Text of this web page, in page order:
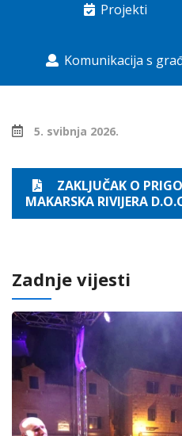
Projekti
Komunikacija s
5. svibnja 2026.
ZAKLJUČAK O
MAKARSKA RIVIJERA
Zadnje vijesti